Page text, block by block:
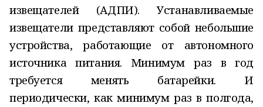
извещателей (АДПИ). Устанавливаемые
извещатели представляют собой небольшие
устройства, работающие от автономного
источника питания. Минимум раз в год
требуется менять батарейки. И
периодически, как минимум раз в полгода,